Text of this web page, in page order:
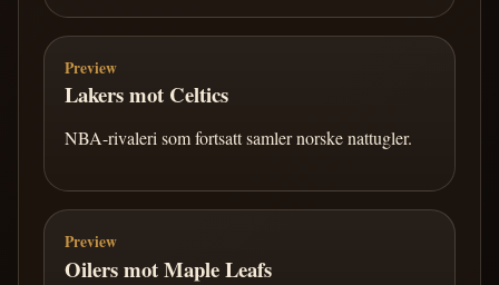
Preview
Lakers mot Celtics
NBA-rivaleri som fortsatt samler norske nattugler.
Preview
Oilers mot Maple Leafs